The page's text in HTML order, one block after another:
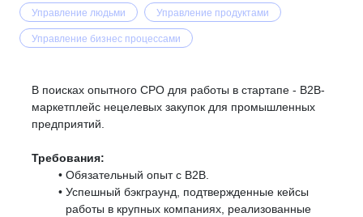
Управление людьми Управление продуктами
Управление бизнес процессами
В поисках опытного СРО для работы в стартапе - B2B-
маркетплейс нецелевых закупок для промышленных
предприятий.
Требования:
Обязательный опыт с B2B.
Успешный бэкграунд, подтвержденные кейсы
работы в крупных компаниях, реализованные